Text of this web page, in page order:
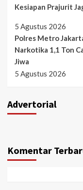
Kesiapan Prajurit
5 Agustus 2026
Polres Metro
Narkotika 1,1 Ton
Jiwa
5 Agustus 2026
Advertorial
Komentar